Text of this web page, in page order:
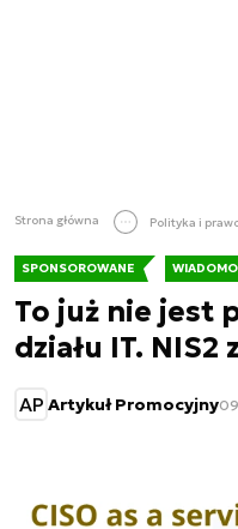
Strona główna Polityka i
SPONSOROWANE
To już nie jest
działu IT.
AP Artykuł Promocyjny